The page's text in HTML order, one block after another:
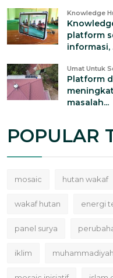
Knowledge
platform
informasi,
Umat Untuk
Platform
masalah...
POPULAR
mosaic hutan wakaf
wakaf hutan energi
panel surya
iklim muhammadiyah